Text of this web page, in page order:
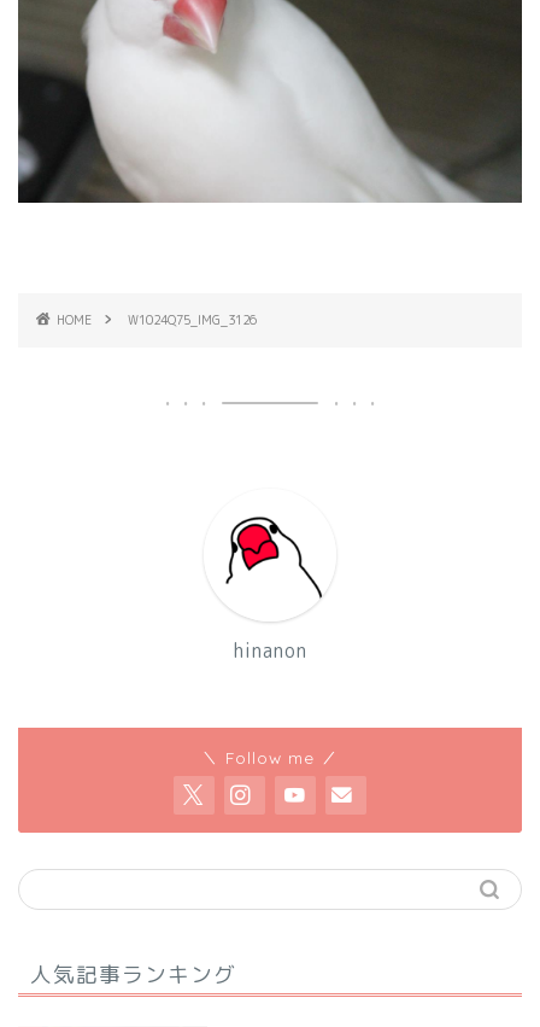
HOME W1024Q75_IMG_3126
hinanon
＼ Follow me ／
人気記事ランキング